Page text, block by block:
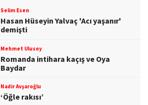
Selim Esen
Hasan Hüseyin Yalvaç 'Acı yaşanır'
demişti
Mehmet Ulusoy
Romanda intihara kaçış ve Oya
Baydar
Nadir Avşaroğlu
‘Öğle rakısı’